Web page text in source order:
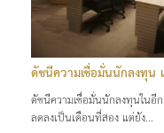
ดัชนีความเชื่อมั่นนักลงทุน
ดัชนีความเชื่อมั่นนักลงทุนในอี
ลดลงเป็นเดือนที่สอง แต่ยัง...